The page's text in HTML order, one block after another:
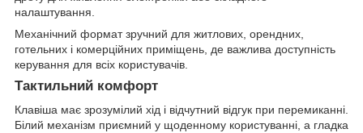
налаштування.
Механічний формат зручний для житлових, орендних,
готельних і комерційних приміщень, де важлива доступність
керування для всіх користувачів.
Тактильний комфорт
Клавіша має зрозумілий хід і відчутний відгук при перемиканні.
Білий механізм приємний у щоденному користуванні, а гладка